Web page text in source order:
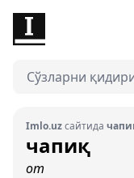
Imlo.uzсайтида
чапиқ
от